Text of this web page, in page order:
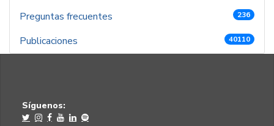
Preguntas frecuentes 236
Publicaciones 40110
Síguenos: